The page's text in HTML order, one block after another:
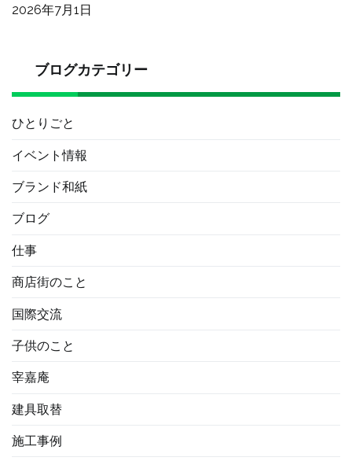
2026年7月1日
ブログカテゴリー
ひとりごと
イベント情報
ブランド和紙
ブログ
仕事
商店街のこと
国際交流
子供のこと
宰嘉庵
建具取替
施工事例